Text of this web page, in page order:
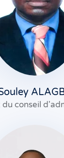
du conseil